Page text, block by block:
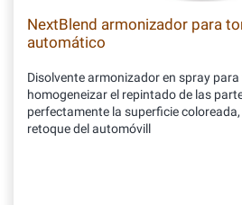
NextBlend armonizador para
automático
Disolvente armonizador en spray
homogeneizar el repintado de las
perfectamente la superficie
retoque del automóvill